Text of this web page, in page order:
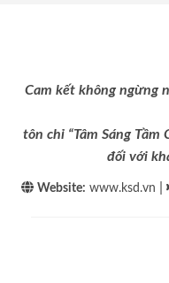
Cam kết không ngừng
tôn chỉ “Tâm Sáng
đối với
Website: www.ksd.vn